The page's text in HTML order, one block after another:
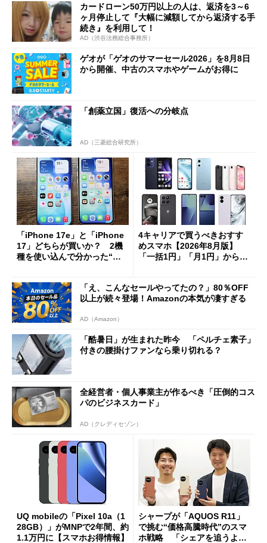
カードローン50万円以上の人は、返済を3～6
ヶ月停止して『大幅に減額してから返済する手
続き』を利用して！
AD（渋谷法務総合事務所）
ゲオが「ゲオのサマーセール2026」を8月8日
から開催、中古のスマホやゲームがお得に
「創薬立国」復活への分岐点
AD（三菱総合研究所）
「iPhone 17e」と「iPhone
17」どちらが買いか？ 2機
種を使い込んで分かった“ス
4キャリアで買うべきおすす
めスマホ【2026年8月版】
「一括1円」「月1円」からお
「え、こんなセールやってたの？」80％OFF
以上が続々登場！Amazonの本気が凄すぎる
AD（Amazon）
「酷暑日」が生まれた昨今 「ペルチェ素子」
付きの腰掛けファンなら乗り切れる？
全経営者・個人事業主が作るべき「圧倒的コス
パのビジネスカード」
AD（クレディセゾン）
UQ mobileの「Pixel 10a（1
28GB）」がMNPで2年間、約
1.1万円に【スマホお得情報】
シャープが「AQUOS R11」
で挑む“価格高騰時代”のスマ
ホ戦略 「シェアを追うより